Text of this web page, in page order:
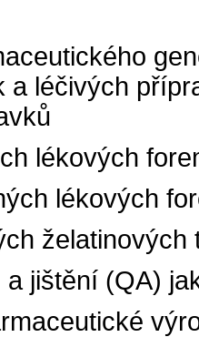
a léčivých
lékových
lékových
želatinových
a jištění (QA)